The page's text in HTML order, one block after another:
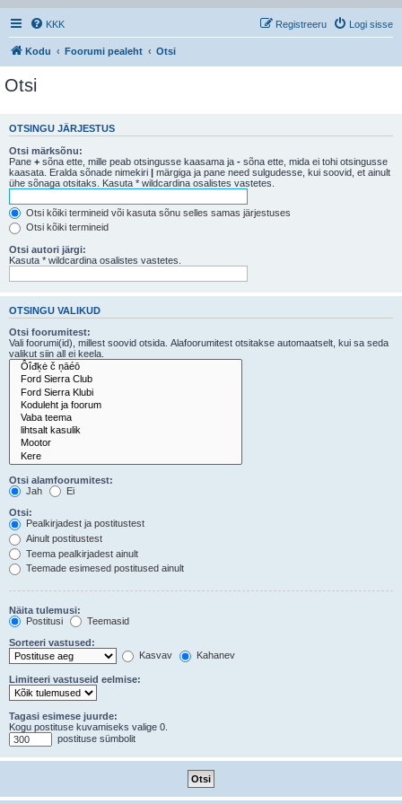
KKK Logi sisse
Registreeru
Kodu Foorumi pealeht Otsi
Otsi
OTSINGU JÄRJESTUS
Otsi märksõnu:
Pane + sõna ette, mille peab otsingusse kaasama ja - sõna ette, mida ei tohi otsingusse
kaasata. Eralda sõnade nimekiri | märgiga ja pane need sulgudesse, kui soovid, et ainult
ühe sõnaga otsitaks. Kasuta * wildcardina osalistes vastetes.
Otsi kõiki termineid või kasuta sõnu selles samas järjestuses
Otsi kõiki termineid
Otsi autori järgi:
Kasuta * wildcardina osalistes vastetes.
OTSINGU VALIKUD
Otsi foorumitest:
Vali foorumi(id), millest soovid otsida. Alafoorumitest otsitakse automaatselt, kui sa seda
valikut siin all ei keela.
Otsi alamfoorumitest:
Jah
Ei
Otsi:
Pealkirjadest ja postitustest
Ainult postitustest
Teema pealkirjadest ainult
Teemade esimesed postitused ainult
Näita tulemusi:
Postitusi
Teemasid
Sorteeri vastused:
Kasvav
Kahanev
Limiteeri vastuseid eelmise:
Tagasi esimese juurde:
Kogu postituse kuvamiseks valige 0.
postituse sümbolit